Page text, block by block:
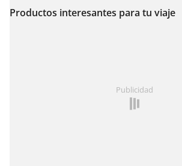
Ver en el mapa
Productos interesantes para tu viaje
Publicidad